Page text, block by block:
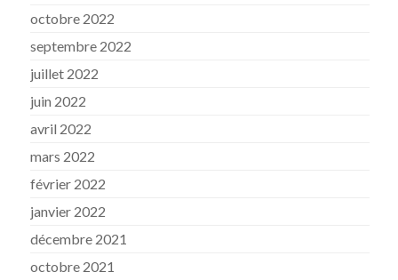
octobre 2022
septembre 2022
juillet 2022
juin 2022
avril 2022
mars 2022
février 2022
janvier 2022
décembre 2021
octobre 2021